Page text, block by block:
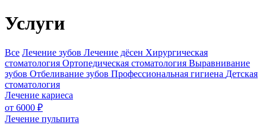
Услуги
Все Лечение зубов Лечение дёсен Хирургическая
стоматология Ортопедическая стоматология Выравнивание
зубов Отбеливание зубов Профессиональная гигиена Детская
стоматология
Лечение кариеса
от 6000 ₽
Лечение пульпита